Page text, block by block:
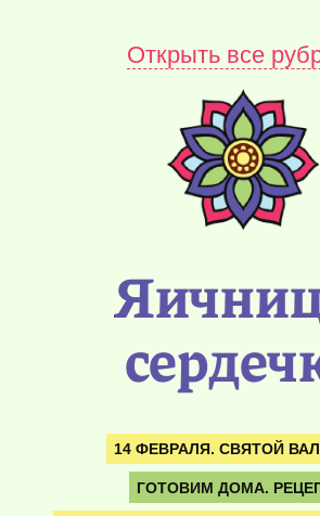
Открыть все
14 ФЕВРАЛЯ. СВЯТОЙ
ГОТОВИМ ДОМА.